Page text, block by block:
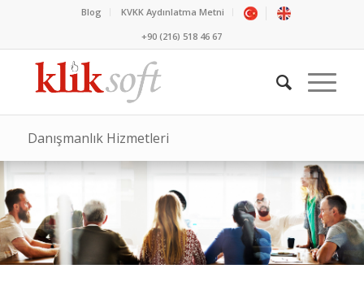
Blog
KVKK Aydınlatma Metni
+90 (216) 518 46 67
Danışmanlık Hizmetleri